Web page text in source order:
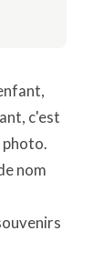
c'est
photo.
nom